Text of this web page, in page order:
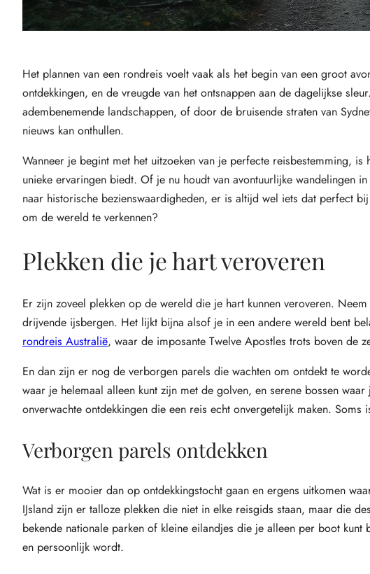
Het plannen van een rondreis voelt vaak als het begin van een groot
ontdekkingen, en de vreugde van het ontsnappen aan de dagelijkse
adembenemende landschappen, of door de bruisende straten van
nieuws kan onthullen.
Wanneer je begint met het uitzoeken van je perfecte reisbestemming,
unieke ervaringen biedt. Of je nu houdt van avontuurlijke wandelingen
naar historische bezienswaardigheden, er is altijd wel iets dat perfect
om de wereld te verkennen?
Plekken die je hart veroveren
Er zijn zoveel plekken op de wereld die je hart kunnen veroveren.
drijvende ijsbergen. Het lijkt bijna alsof je in een andere wereld bent
rondreis Australië, waar de imposante Twelve Apostles trots boven de
En dan zijn er nog de verborgen parels die wachten om ontdekt te
waar je helemaal alleen kunt zijn met de golven, en serene bossen
onverwachte ontdekkingen die een reis echt onvergetelijk maken.
Verborgen parels ontdekken
Wat is er mooier dan op ontdekkingstocht gaan en ergens uitkomen
IJsland zijn er talloze plekken die niet in elke reisgids staan, maar die
bekende nationale parken of kleine eilandjes die je alleen per boot
en persoonlijk wordt.